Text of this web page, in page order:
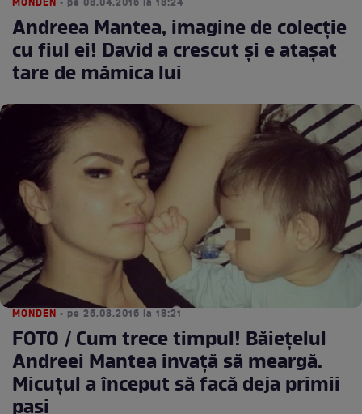
MONDEN • pe 08.04.2016 la 18:24
Andreea Mantea, imagine de colecţie
cu fiul ei! David a crescut şi e ataşat
tare de mămica lui
MONDEN • pe 26.03.2016 la 18:21
FOTO / Cum trece timpul! Băieţelul
Andreei Mantea învaţă să meargă.
Micuţul a început să facă deja primii